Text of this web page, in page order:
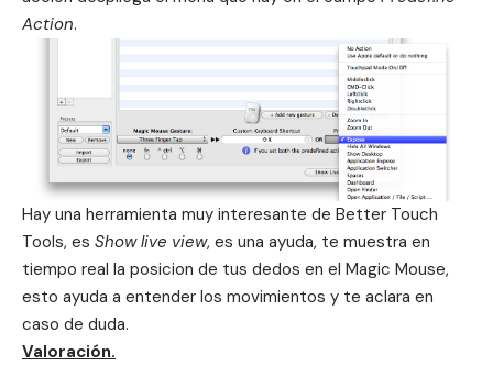
Action.
Hay una herramienta muy interesante de Better Touch
Tools, es Show live view, es una ayuda, te muestra en
tiempo real la posicion de tus dedos en el Magic Mouse,
esto ayuda a entender los movimientos y te aclara en
caso de duda.
Valoración.